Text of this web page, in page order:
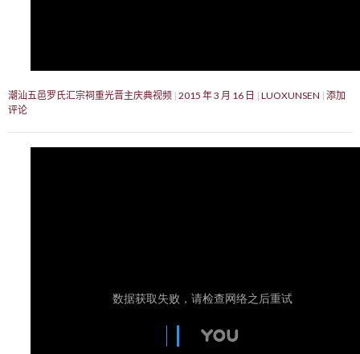
潮汕五邑罗氏汇宗祠重光晋主庆典视频 2015 年 3 月 16 日 LUOXUNSEN 添加
评论